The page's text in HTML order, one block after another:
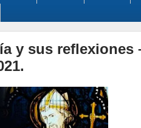
y sus reflexiones